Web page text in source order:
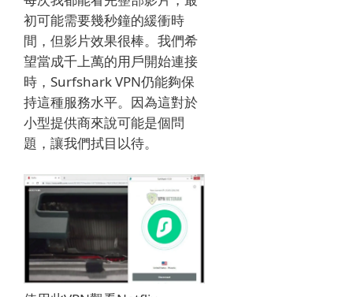
初可能需要幾秒鐘的緩衝時
間，但影片效果很棒。我們希
望當成千上萬的用戶開始連接
時，Surfshark VPN仍能夠保
持這種服務水平。因為這對於
小型提供商來說可能是個問
題，讓我們拭目以待。